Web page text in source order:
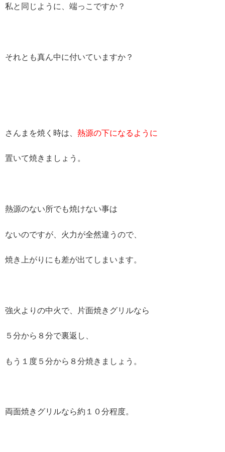
私と同じように、端っこですか？
それとも真ん中に付いていますか？
さんまを焼く時は、 熱源の下になるように
置いて焼きましょう。
熱源のない所でも焼けない事は
ないのですが、火力が全然違うので、
焼き上がりにも差が出てしまいます。
強火よりの中火で、片面焼きグリルなら
５分から８分で裏返し、
もう１度５分から８分焼きましょう。
両面焼きグリルなら約１０分程度。